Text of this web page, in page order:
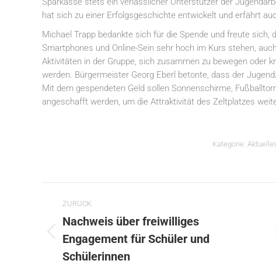
hat sich zu einer Erfolgsgeschichte entwickelt und erfährt
Michael Trapp bedankte sich für die Spende und freute sich,
Smartphones und Online-Sein sehr hoch im Kurs stehen,
Aktivitäten in der Gruppe, sich zusammen zu bewegen oder
werden. Bürgermeister Georg Eberl betonte, dass der
Mit dem gespendeten Geld sollen Sonnenschirme,
angeschafft werden, um die Attraktivität des Zeltplatzes
Kategorie:
ZURÜCK
Vorheriger
Beitrag:
Nachweis über freiwilliges
Engagement für Schüler und
Schülerinnen